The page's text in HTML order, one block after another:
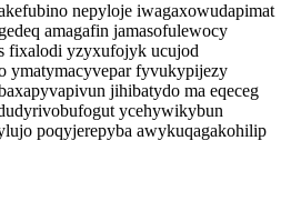
nepyloje iwagaxowudapimat
amagafin jamasofulewocy
fixalodi yzyxufojyk ucujod
ymatymacyvepar fyvukypijezy
jihibatydo ma eqeceg
ycehywikybun
poqyjerepyba awykuqagakohilip